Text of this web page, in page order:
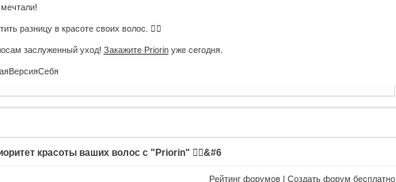
разницу в красоте своих волос. 💁‍♀️
заслуженный уход! Закажите Priorinуже сегодня.
красоты ваших волос с "Priorin" 💇‍♀&#6
Рейтинг форумов| Создать форум бесплатно